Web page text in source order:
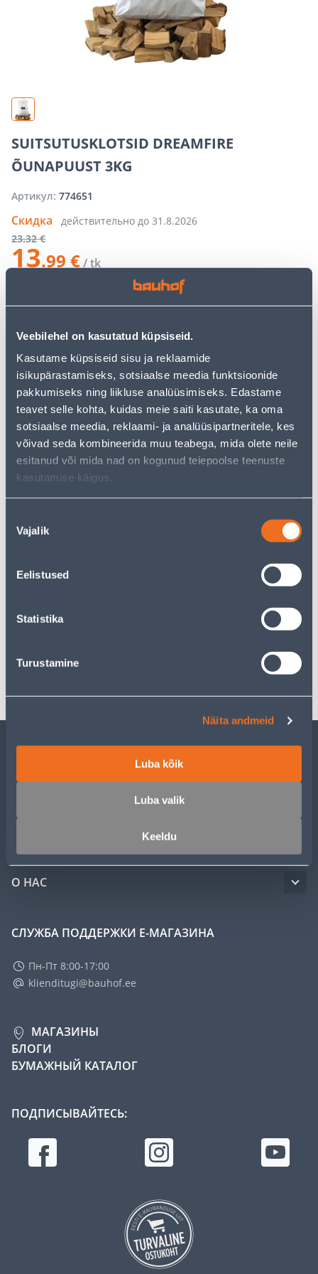
Veebilehel on kasutatud küpsiseid.
Kasutame küpsiseid sisu ja reklaamide
isikupärastamiseks, sotsiaalse meedia funktsioonide
pakkumiseks ning liikluse analüüsimiseks. Edastame
teavet selle kohta, kuidas meie saiti kasutate, ka oma
sotsiaalse meedia, reklaami- ja analüüsipartneritele, kes
võivad seda kombineerida muu teabega, mida olete neile
esitanud või mida nad on kogunud teiepoolse teenuste
kasutamise käigus.
valik
Vajalik
Eelistused
Statistika
Turustamine
Näita andmeid
Luba kõik
Luba valik
Keeldu
SUITSUTUSKLOTSID DREAMFIRE
ÕUNAPUUST 3KG
Артикул: 774651
Скидка действительно до 31.8.2026
23.32 €
13.99 €/ tk
− + ДОБАВИТЬ В КОРЗИНУ
Посмотреть наличие
• 14-päevane tagastusõigus.
Предполагаемая доставка 4,99 € от 2-5 tööpäeva
Посылочный автомат от 2,29 € с 2-5 tööpäeva
ОБСЛУЖИВАНИЕ ЧАСТНЫХ КЛИЕНТОВ
О НАС
СЛУЖБА ПОДДЕРЖКИ Е-МАГАЗИНА
Пн-Пт 8:00-17:00
klienditugi@bauhof.ee
МАГАЗИНЫ
БЛОГИ
БУМАЖНЫЙ КАТАЛОГ
ПОДПИСЫВАЙТЕСЬ: